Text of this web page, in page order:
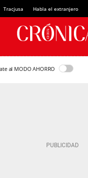
Tracjusa Habla el extranjero
al MODO AHORRO